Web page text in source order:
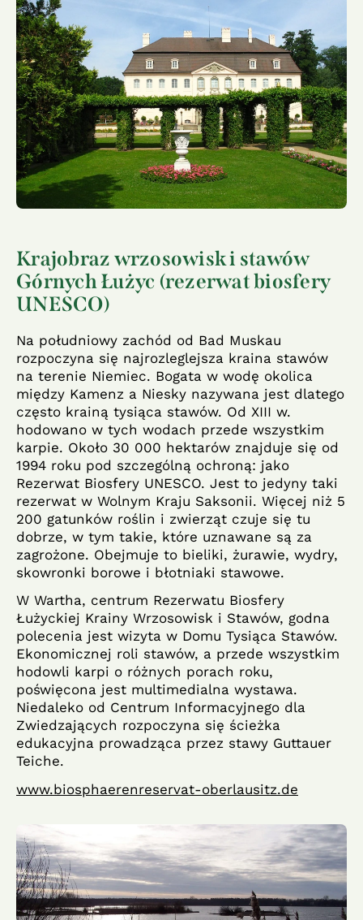
Krajobraz wrzosowisk i stawów
Górnych Łużyc (rezerwat biosfery
UNESCO)
Na południowy zachód od Bad Muskau
rozpoczyna się najrozleglejsza kraina stawów
na terenie Niemiec. Bogata w wodę okolica
między Kamenz a Niesky nazywana jest dlatego
często krainą tysiąca stawów. Od XIII w.
hodowano w tych wodach przede wszystkim
karpie. Około 30 000 hektarów znajduje się od
1994 roku pod szczególną ochroną: jako
Rezerwat Biosfery UNESCO. Jest to jedyny taki
rezerwat w Wolnym Kraju Saksonii. Więcej niż 5
200 gatunków roślin i zwierząt czuje się tu
dobrze, w tym takie, które uznawane są za
zagrożone. Obejmuje to bieliki, żurawie, wydry,
skowronki borowe i błotniaki stawowe.
W Wartha, centrum Rezerwatu Biosfery
Łużyckiej Krainy Wrzosowisk i Stawów, godna
polecenia jest wizyta w Domu Tysiąca Stawów.
Ekonomicznej roli stawów, a przede wszystkim
hodowli karpi o różnych porach roku,
poświęcona jest multimedialna wystawa.
Niedaleko od Centrum Informacyjnego dla
Zwiedzających rozpoczyna się ścieżka
edukacyjna prowadząca przez stawy Guttauer
Teiche.
www.biosphaerenreservat-oberlausitz.de